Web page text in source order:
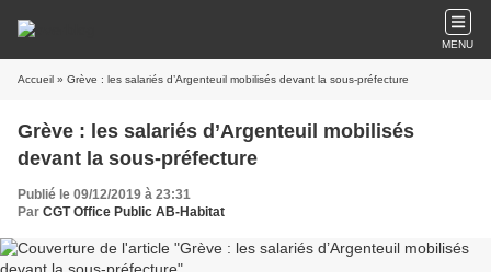
MENU
Accueil » Grève : les salariés d’Argenteuil mobilisés devant la sous-préfecture
Grève : les salariés d’Argenteuil mobilisés
devant la sous-préfecture
Publié le 09/12/2019 à 23:31
Par CGT Office Public AB-Habitat